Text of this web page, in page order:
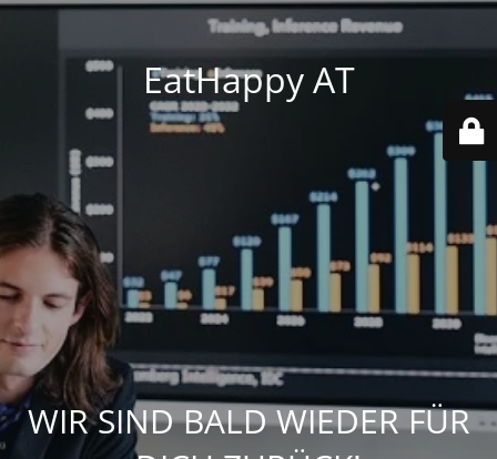
EatHappy AT
WIR SIND BALD WIEDER FÜR